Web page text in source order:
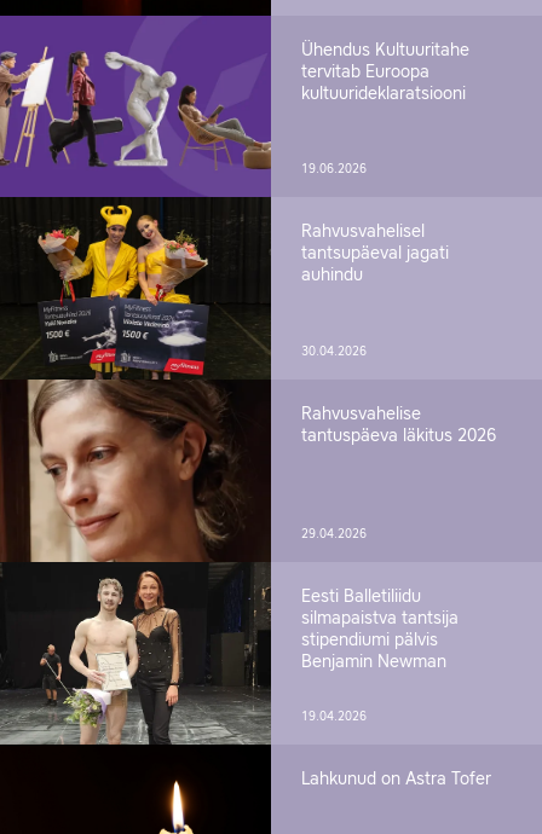
Ühendus Kultuuritahe
tervitab Euroopa
kultuurideklaratsiooni
19.06.2026
Rahvusvahelisel
tantsupäeval jagati
auhindu
30.04.2026
Rahvusvahelise
tantuspäeva läkitus 2026
29.04.2026
Eesti Balletiliidu
silmapaistva tantsija
stipendiumi pälvis
Benjamin Newman
19.04.2026
Lahkunud on Astra Tofer